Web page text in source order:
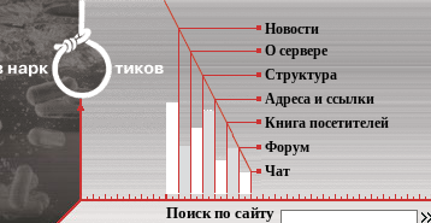
Новости
О сервере
Структура
Адреса и ссылки
Книга посетителей
Форум
Чат
Поиск по сайту